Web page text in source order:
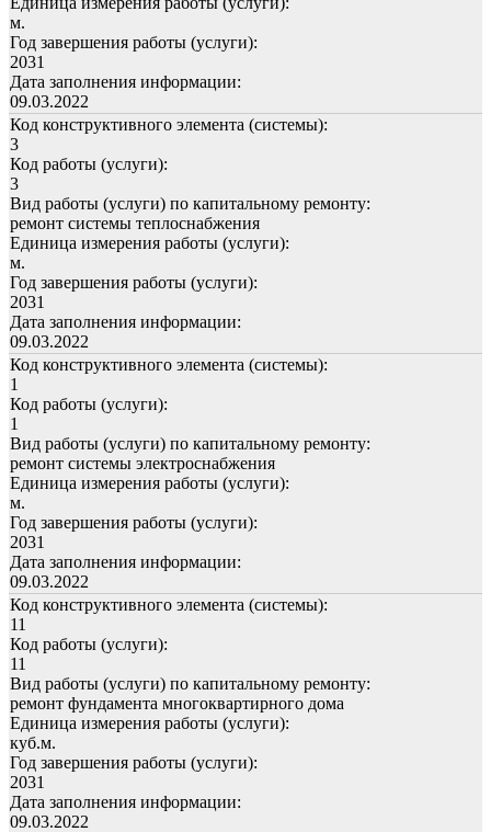
м.
Год завершения работы (услуги):
2031
Дата заполнения информации:
09.03.2022
Код конструктивного элемента (системы):
3
Код работы (услуги):
3
Вид работы (услуги) по капитальному ремонту:
ремонт системы теплоснабжения
Единица измерения работы (услуги):
м.
Год завершения работы (услуги):
2031
Дата заполнения информации:
09.03.2022
Код конструктивного элемента (системы):
1
Код работы (услуги):
1
Вид работы (услуги) по капитальному ремонту:
ремонт системы электроснабжения
Единица измерения работы (услуги):
м.
Год завершения работы (услуги):
2031
Дата заполнения информации:
09.03.2022
Код конструктивного элемента (системы):
11
Код работы (услуги):
11
Вид работы (услуги) по капитальному ремонту:
ремонт фундамента многоквартирного дома
Единица измерения работы (услуги):
куб.м.
Год завершения работы (услуги):
2031
Дата заполнения информации:
09.03.2022